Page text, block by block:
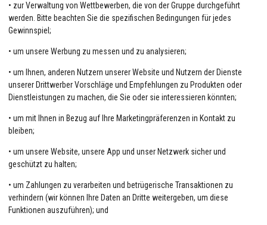
• zur Verwaltung von Wettbewerben, die von der Gruppe durchgeführt
werden. Bitte beachten Sie die spezifischen Bedingungen für jedes
Gewinnspiel;
• um unsere Werbung zu messen und zu analysieren;
• um Ihnen, anderen Nutzern unserer Website und Nutzern der Dienste
unserer Drittwerber Vorschläge und Empfehlungen zu Produkten oder
Dienstleistungen zu machen, die Sie oder sie interessieren könnten;
• um mit Ihnen in Bezug auf Ihre Marketingpräferenzen in Kontakt zu
bleiben;
• um unsere Website, unsere App und unser Netzwerk sicher und
geschützt zu halten;
• um Zahlungen zu verarbeiten und betrügerische Transaktionen zu
verhindern (wir können Ihre Daten an Dritte weitergeben, um diese
Funktionen auszuführen); und